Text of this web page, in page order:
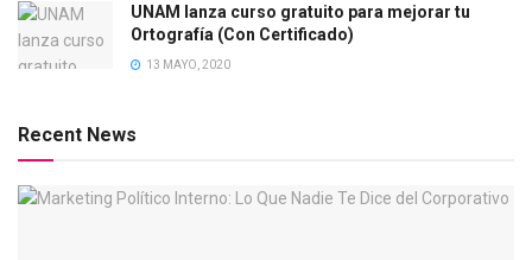
UNAM lanza curso gratuito para mejorar tu
Ortografía (Con Certificado)
13 MAYO, 2020
Recent News